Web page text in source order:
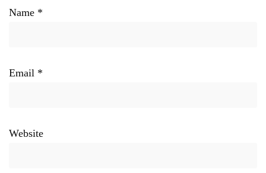
Name *
Email *
Website